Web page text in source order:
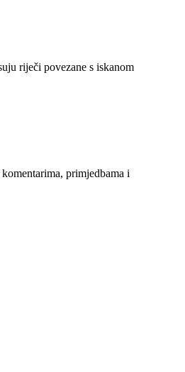
riječi povezane s iskanom
primjedbama i